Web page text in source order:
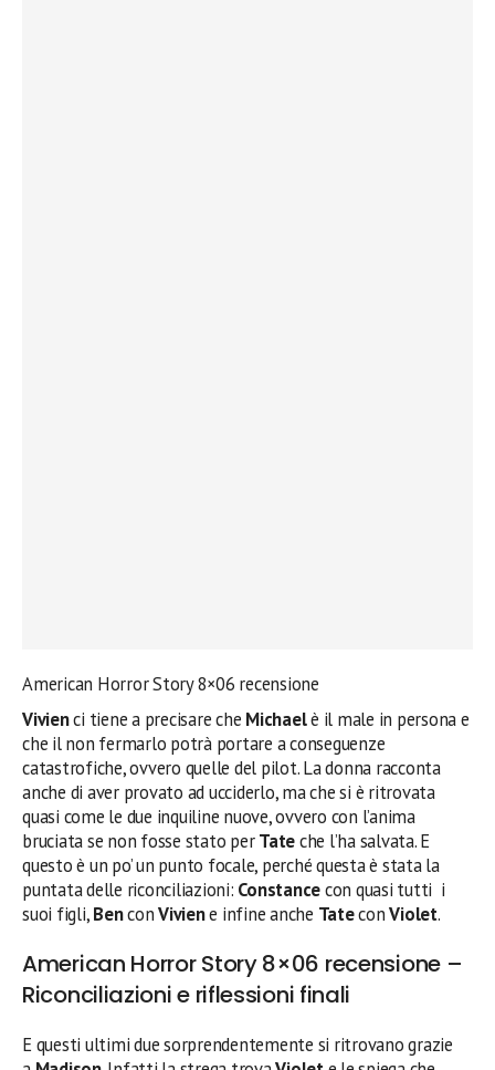
American Horror Story 8×06 recensione
Vivienci tiene a precisare che Michaelè il male in persona e
che il non fermarlo potrà portare a conseguenze
catastrofiche, ovvero quelle del pilot. La donna racconta
anche di aver provato ad ucciderlo, ma che si è ritrovata
quasi come le due inquiline nuove, ovvero con l’anima
bruciata se non fosse stato perTateche l’ha salvata. E
questo è un po’ un punto focale, perché questa è stata la
puntata delle riconciliazioni: Constancecon quasi tutti i
suoi figli,BenconViviene infine anche TateconViolet.
American Horror Story 8×06 recensione –
Riconciliazioni e riflessioni finali
E questi ultimi due sorprendentemente si ritrovano grazie